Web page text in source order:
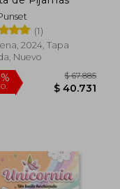
(1)
2024, Tapa
Nuevo